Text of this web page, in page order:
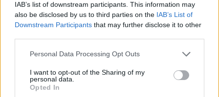
IAB’s list of downstream participants. This information may
also be disclosed by us to third parties on the IAB’s List of
Downstream Participants that may further disclose it to other
Please note that this website/app uses one or more Google
not limited to your visit or usage behaviour. You may click to
grant or deny consent to Google and its third-party tags to
use your data for below specified purposes in below Google
Personal Data Processing Opt Outs
I want to opt-out of the Sharing of my
personal data.
Opted In